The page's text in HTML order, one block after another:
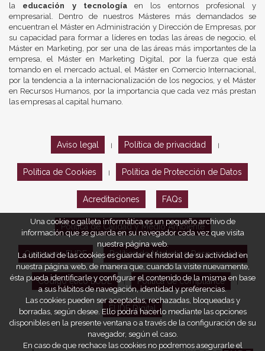
la educación y tecnologíaen los entornos profesional y
empresarial. Dentro de nuestros Másteres más demandados se
encuentran el Máster en Administración y Dirección de Empresas, por
su capacidad para formar a líderes en todas las áreas de negocio, el
Máster en Marketing, por ser una de las áreas más importantes de la
empresa, el Máster en Marketing Digital, por la fuerza que está
tomando en el mercado actual, el Máster en Comercio Internacional,
por la tendencia a la internacionalización de los negocios, y el Máster
en Recursos Humanos, por la importancia que cada vez más prestan
las empresas al capital humano.
Aviso legal Política de privacidad
Política de Cookies Política de Protección de Datos
Acreditaciones FAQs
Política de Calidad y Medio Ambiente
Opiniones EUDE Política de Marketing Responsable
Código ético EUDE | Política de compliance |
EUDE Digital
Una cookie o galleta informática es un pequeño archivo de
información que se guarda en su navegador cada vez que visita
nuestra página web.
La utilidad de las cookies es guardar el historial de su actividad en
nuestra página web, de manera que, cuando la visite nuevamente,
ésta pueda identificarle y configurar el contenido de la misma en base
a sus hábitos de navegación, identidad y preferencias.
Las cookies pueden ser aceptadas, rechazadas, bloqueadas y
borradas, según desee. Ello podrá hacerlo mediante las opciones
disponibles en la presente ventana o a través de la configuración de su
navegador, según el caso.
En caso de que rechace las cookies no podremos asegurarle el